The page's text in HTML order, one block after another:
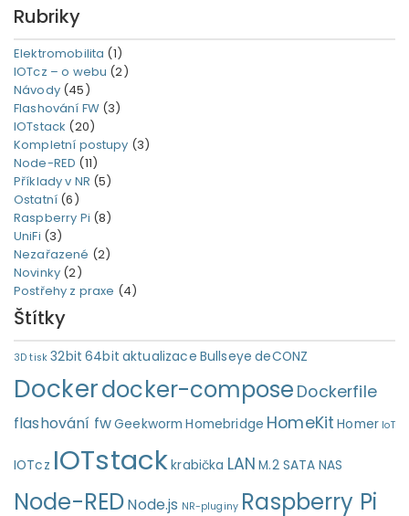
Rubriky
Elektromobilita (1)
IOTcz – o webu (2)
Návody(45)
Flashování FW(3)
IOTstack (20)
Kompletní postupy (3)
Node-RED (11)
Příklady v NR (5)
Ostatní (6)
Raspberry Pi (8)
UniFi (3)
Nezařazené (2)
Novinky (2)
Postřehy z praxe (4)
Štítky
3D tisk 32bit 64bit aktualizace Bullseye deCONZ
Dockerdocker-compose Dockerfile
flashování fwGeekworm Homebridge HomeKit Homer IoT
IOTcz IOTstackkrabička LAN M.2 SATA NAS
Node-REDNode.js NR-pluginy Raspberry Pi